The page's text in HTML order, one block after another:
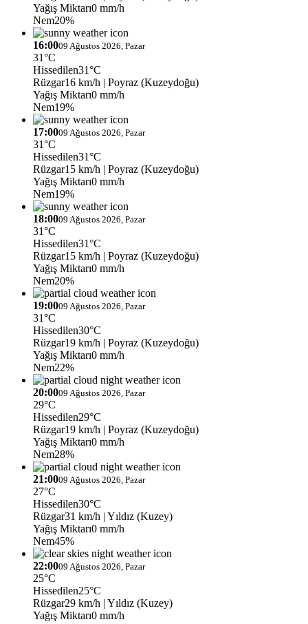
Yağış Miktarı0 mm/h
Nem20%
16:0009 Ağustos 2026, Pazar
31°C
Hissedilen31°C
Rüzgar16 km/h | Poyraz (Kuzeydoğu)
Yağış Miktarı0 mm/h
Nem19%
17:0009 Ağustos 2026, Pazar
31°C
Hissedilen31°C
Rüzgar15 km/h | Poyraz (Kuzeydoğu)
Yağış Miktarı0 mm/h
Nem19%
18:0009 Ağustos 2026, Pazar
31°C
Hissedilen31°C
Rüzgar15 km/h | Poyraz (Kuzeydoğu)
Yağış Miktarı0 mm/h
Nem20%
19:0009 Ağustos 2026, Pazar
31°C
Hissedilen30°C
Rüzgar19 km/h | Poyraz (Kuzeydoğu)
Yağış Miktarı0 mm/h
Nem22%
20:0009 Ağustos 2026, Pazar
29°C
Hissedilen29°C
Rüzgar19 km/h | Poyraz (Kuzeydoğu)
Yağış Miktarı0 mm/h
Nem28%
21:0009 Ağustos 2026, Pazar
27°C
Hissedilen30°C
Rüzgar31 km/h | Yıldız (Kuzey)
Yağış Miktarı0 mm/h
Nem45%
22:0009 Ağustos 2026, Pazar
25°C
Hissedilen25°C
Rüzgar29 km/h | Yıldız (Kuzey)
Yağış Miktarı0 mm/h